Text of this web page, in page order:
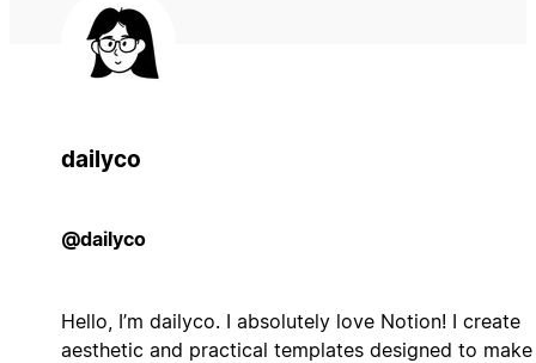
dailyco
@dailyco
Hello, I’m dailyco. I absolutely love Notion! I create
aesthetic and practical templates designed to make